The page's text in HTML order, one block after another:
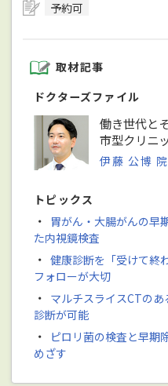
予約可
取材記事
ドクターズファイル
働き世代と
市型クリニ
伊藤 公博
トピックス
・
胃がん・大腸がんの早
た内視鏡検査
・ 健康診断を「受けて終
フォローが大切
・ マルチスライスCTの
診断が可能
・
ピロリ菌の検査と早期
めざす